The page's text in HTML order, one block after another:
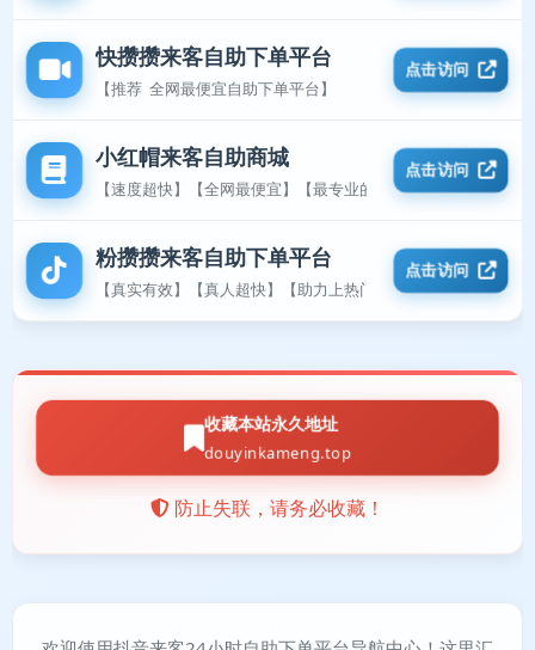
快攒攒来客自助下单平台
【推荐 全网最便宜自助下单平台】
点击访问
小红帽来客自助商城
【速度超快】【全网最便宜】【最专业的平台】
点击访问
粉攒攒来客自助下单平台
【真实有效】【真人超快】【助力上热门】
点击访问
收藏本站永久地址
douyinkameng.top
防止失联，请务必收藏！